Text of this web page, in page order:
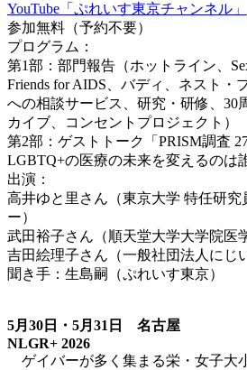
YouTube「ぷれいす東京チャンネル」
参加無料（予約不要）
プログラム：
第1部：部門報告（ホットライン、
Friends for AIDS、バディ、ネスト・
への相談サービス、研究・研修、30
カイブ、コンセントプロジェクト）
第2部：ゲストトーク「PRISM調査
LGBTQ+の医療の未来を変えるのは
出演：
高井ゆと里さん（東京大学 特任研
ー）
武田裕子さん（順天堂大学大学院医
吉田絵理子さん（一般社団法人にじ
聞き手：生島嗣（ぷれいす東京）
5月30日・5月31日 名古屋
NLGR+ 2026
ゲイバーが多く集まる栄・女子大